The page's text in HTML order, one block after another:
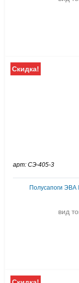
Скидка!
арт: СЭ-405-3
Полусапоги ЭВА
вид